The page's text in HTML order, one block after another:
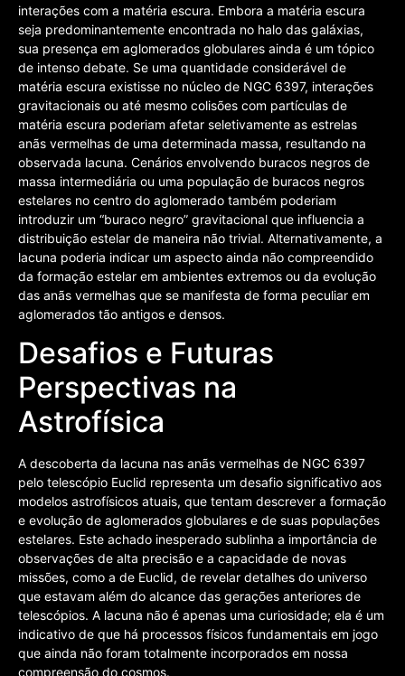
interações com a matéria escura. Embora a matéria escura
seja predominantemente encontrada no halo das galáxias,
sua presença em aglomerados globulares ainda é um tópico
de intenso debate. Se uma quantidade considerável de
matéria escura existisse no núcleo de NGC 6397, interações
gravitacionais ou até mesmo colisões com partículas de
matéria escura poderiam afetar seletivamente as estrelas
anãs vermelhas de uma determinada massa, resultando na
observada lacuna. Cenários envolvendo buracos negros de
massa intermediária ou uma população de buracos negros
estelares no centro do aglomerado também poderiam
introduzir um “buraco negro” gravitacional que influencia a
distribuição estelar de maneira não trivial. Alternativamente, a
lacuna poderia indicar um aspecto ainda não compreendido
da formação estelar em ambientes extremos ou da evolução
das anãs vermelhas que se manifesta de forma peculiar em
aglomerados tão antigos e densos.
Desafios e Futuras
Perspectivas na
Astrofísica
A descoberta da lacuna nas anãs vermelhas de NGC 6397
pelo telescópio Euclid representa um desafio significativo aos
modelos astrofísicos atuais, que tentam descrever a formação
e evolução de aglomerados globulares e de suas populações
estelares. Este achado inesperado sublinha a importância de
observações de alta precisão e a capacidade de novas
missões, como a de Euclid, de revelar detalhes do universo
que estavam além do alcance das gerações anteriores de
telescópios. A lacuna não é apenas uma curiosidade; ela é um
indicativo de que há processos físicos fundamentais em jogo
que ainda não foram totalmente incorporados em nossa
compreensão do cosmos.